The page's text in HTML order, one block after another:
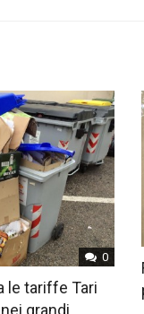
0
le tariffe Tari
grandi